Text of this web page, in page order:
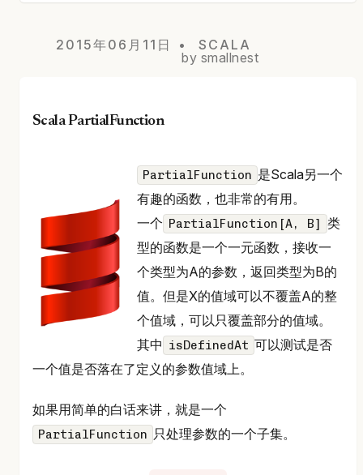
2015年06月11日
SCALA
by smallnest
Scala PartialFunction
PartialFunction 是Scala另一个
有趣的函数，也非常的有用。
一个 PartialFunction[A, B] 类
型的函数是一个一元函数，接收一
个类型为A的参数，返回类型为B的
值。但是X的值域可以不覆盖A的整
个值域，可以只覆盖部分的值域。
其中 isDefinedAt 可以测试是否
一个值是否落在了定义的参数值域上。
如果用简单的白话来讲，就是一个
PartialFunction 只处理参数的一个子集。